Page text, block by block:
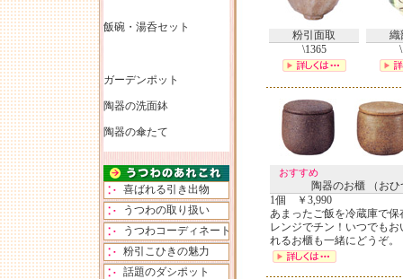
粉引面取
\1365
織
おすすめ
陶器のお櫃 （おひ
1個 ￥3,990
あまったご飯を冷蔵庫で
レンジでチン！いつでも
れるお櫃も一緒にどうぞ
飯碗・湯呑セット
ガーデンポット
陶器の洗面鉢
陶器の傘たて
喜ばれる引き出物
うつわの取り扱い
うつわコーディネート
粉引こひきの魅力
話題のダシポット